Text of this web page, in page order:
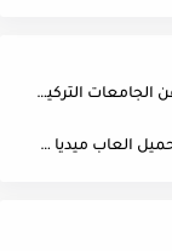
آلية التعليم والدراسة في تركياالأسئلة الشائعة عن الجامعات التركية الخاصة
كيف تحصل على 1000 جوهرة في فري فاير 2023تحميل العاب ميديا فاير